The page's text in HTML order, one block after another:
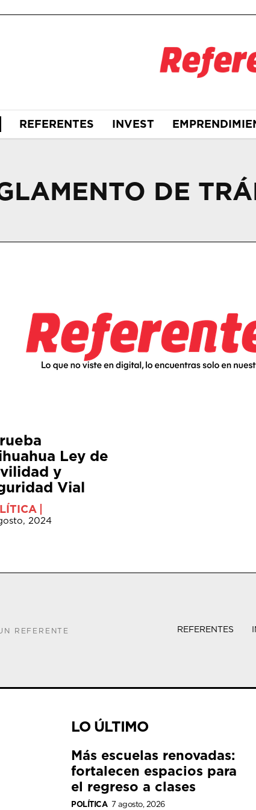
REFERENTES INVEST
DE
Ley de
y
Vial
2024
REFERENTE REFERENTES
LO ÚLTIMO
Más escuelas renovadas:
fortalecen espacios para
el regreso a clases
POLÍTICA 7 agosto, 2026